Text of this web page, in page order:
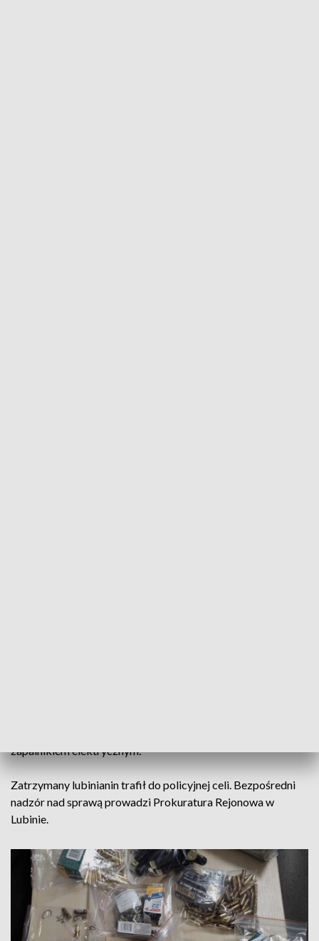
zapalnikiem elektrycznym.
Zatrzymany lubinianin trafił do policyjnej celi. Bezpośredni
nadzór nad sprawą prowadzi Prokuratura Rejonowa w
Lubinie.